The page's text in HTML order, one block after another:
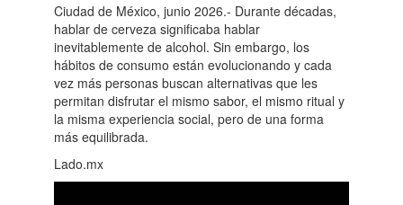
Ciudad de México, junio 2026.- Durante décadas,
hablar de cerveza significaba hablar
inevitablemente de alcohol. Sin embargo, los
hábitos de consumo están evolucionando y cada
vez más personas buscan alternativas que les
permitan disfrutar el mismo sabor, el mismo ritual y
la misma experiencia social, pero de una forma
más equilibrada.
Lado.mx